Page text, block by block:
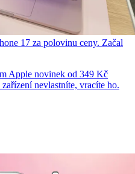
17 za polovinu ceny. Začal
Apple novinek od 349 Kč
nevlastníte, vracíte ho.